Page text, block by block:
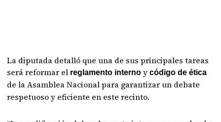
La diputada detalló que una de sus principales tareas
será reformar el reglamento interno ycódigo de ética
de laAsamblea Nacional para garantizar un debate
respetuoso y eficiente en este recinto.